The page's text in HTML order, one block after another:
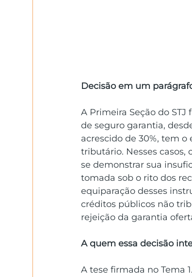
Decisão em um
A Primeira Seção do
de seguro garantia,
acrescido de 30%, tem
tributário. Nesses casos,
se demonstrar sua
tomada sob o rito dos
equiparação desses
créditos públicos não
rejeição da garantia
A quem essa decisão
A tese firmada no Tema